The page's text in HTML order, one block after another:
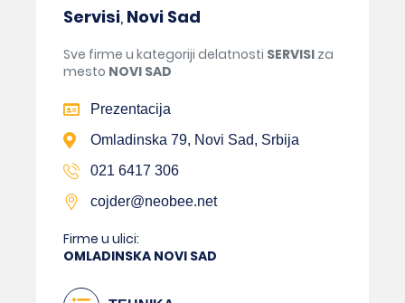
Servisi, Novi Sad
Sve firme u kategoriji delatnosti SERVISI za
mesto NOVI SAD
Prezentacija
Omladinska 79, Novi Sad, Srbija
021 6417 306
cojder@neobee.net
Firme u ulici:
OMLADINSKA NOVI SAD